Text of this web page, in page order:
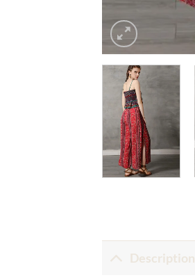
Description